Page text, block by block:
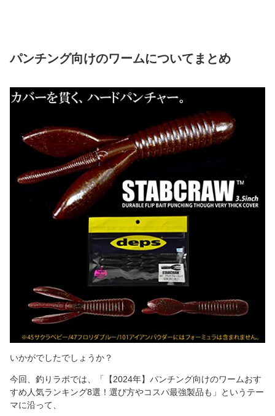
パンチング向けのワームについてまとめ
いかがでしたでしょうか？
今回、釣りラボでは、「【2024年】パンチング向けのワームおす
すめ人気ランキング8選！選び方やコスパ最強製品も」というテー
マに沿って、